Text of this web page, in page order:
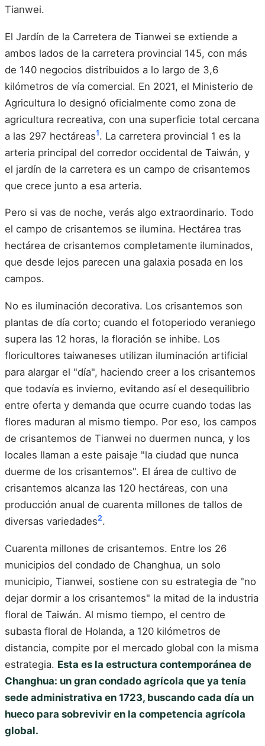
Tianwei.
El Jardín de la Carretera de Tianwei se extiende a
ambos lados de la carretera provincial 145, con más
de 140 negocios distribuidos a lo largo de 3,6
kilómetros de vía comercial. En 2021, el Ministerio de
Agricultura lo designó oficialmente como zona de
agricultura recreativa, con una superficie total cercana
a las 297 hectáreas1. La carretera provincial 1 es la
arteria principal del corredor occidental de Taiwán, y
el jardín de la carretera es un campo de crisantemos
que crece junto a esa arteria.
Pero si vas de noche, verás algo extraordinario. Todo
el campo de crisantemos se ilumina. Hectárea tras
hectárea de crisantemos completamente iluminados,
que desde lejos parecen una galaxia posada en los
campos.
No es iluminación decorativa. Los crisantemos son
plantas de día corto; cuando el fotoperiodo veraniego
supera las 12 horas, la floración se inhibe. Los
floricultores taiwaneses utilizan iluminación artificial
para alargar el "día", haciendo creer a los crisantemos
que todavía es invierno, evitando así el desequilibrio
entre oferta y demanda que ocurre cuando todas las
flores maduran al mismo tiempo. Por eso, los campos
de crisantemos de Tianwei no duermen nunca, y los
locales llaman a este paisaje "la ciudad que nunca
duerme de los crisantemos". El área de cultivo de
crisantemos alcanza las 120 hectáreas, con una
producción anual de cuarenta millones de tallos de
diversas variedades2.
Cuarenta millones de crisantemos. Entre los 26
municipios del condado de Changhua, un solo
municipio, Tianwei, sostiene con su estrategia de "no
dejar dormir a los crisantemos" la mitad de la industria
floral de Taiwán. Al mismo tiempo, el centro de
subasta floral de Holanda, a 120 kilómetros de
distancia, compite por el mercado global con la misma
estrategia. Esta es la estructura contemporánea de
Changhua: un gran condado agrícola que ya tenía
sede administrativa en 1723, buscando cada día un
hueco para sobrevivir en la competencia agrícola
global.